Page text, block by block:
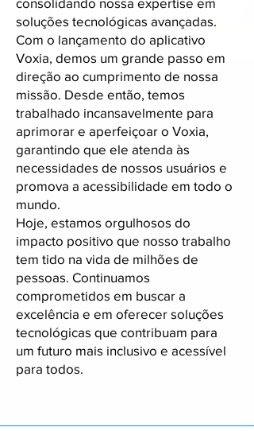
soluções tecnológicas avançadas.
Com o lançamento do aplicativo
Voxia, demos um grande passo em
direção ao cumprimento de nossa
missão. Desde então, temos
trabalhado incansavelmente para
aprimorar e aperfeiçoar o Voxia,
garantindo que ele atenda às
necessidades de nossos usuários e
promova a acessibilidade em todo o
mundo.
Hoje, estamos orgulhosos do
impacto positivo que nosso trabalho
tem tido na vida de milhões de
pessoas. Continuamos
comprometidos em buscar a
excelência e em oferecer soluções
tecnológicas que contribuam para
um futuro mais inclusivo e acessível
para todos.